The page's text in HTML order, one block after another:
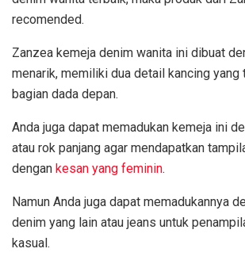
recomended.
Zanzea kemeja denim wanita ini dibuat
menarik, memiliki dua detail kancing yang
bagian dada depan.
Anda juga dapat memadukan kemeja ini
atau rok panjang agar mendapatkan
dengan kesan yang feminin.
Namun Anda juga dapat memadukannya
denim yang lain atau jeans untuk
kasual.